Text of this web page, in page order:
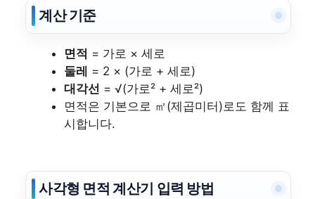
계산 기준
면적 = 가로 × 세로
둘레 = 2 × (가로 + 세로)
대각선 = √(가로² + 세로²)
면적은 기본으로 ㎡(제곱미터)로도 함께 표
시합니다.
사각형 면적 계산기 입력 방법